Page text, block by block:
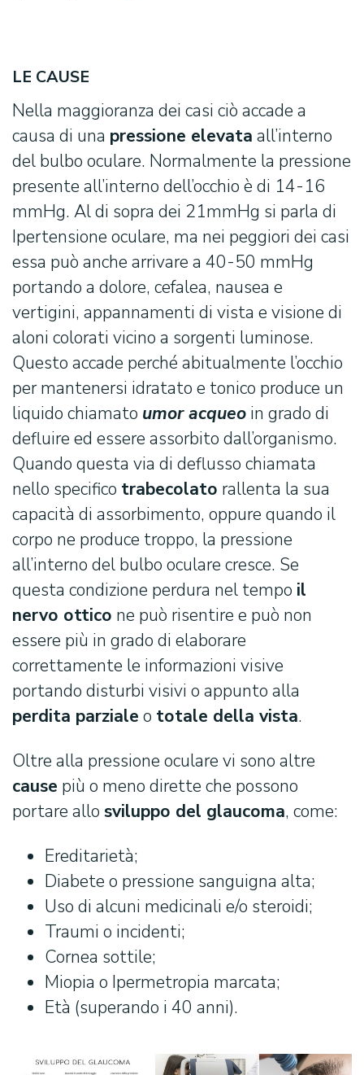
LE CAUSE
Nella maggioranza dei casi ciò accade a
causa di una pressione elevata all’interno
del bulbo oculare. Normalmente la pressione
presente all’interno dell’occhio è di 14-16
mmHg. Al di sopra dei 21mmHg si parla di
Ipertensione oculare, ma nei peggiori dei casi
essa può anche arrivare a 40-50 mmHg
portando a dolore, cefalea, nausea e
vertigini, appannamenti di vista e visione di
aloni colorati vicino a sorgenti luminose.
Questo accade perché abitualmente l’occhio
per mantenersi idratato e tonico produce un
liquido chiamato umor acqueo in grado di
defluire ed essere assorbito dall’organismo.
Quando questa via di deflusso chiamata
nello specifico trabecolato rallenta la sua
capacità di assorbimento, oppure quando il
corpo ne produce troppo, la pressione
all’interno del bulbo oculare cresce. Se
questa condizione perdura nel tempo il
nervo ottico ne può risentire e può non
essere più in grado di elaborare
correttamente le informazioni visive
portando disturbi visivi o appunto alla
perdita parziale o totale della vista.
Oltre alla pressione oculare vi sono altre
cause più o meno dirette che possono
portare allo sviluppo del glaucoma, come:
Ereditarietà;
Diabete o pressione sanguigna alta;
Uso di alcuni medicinali e/o steroidi;
Traumi o incidenti;
Cornea sottile;
Miopia o Ipermetropia marcata;
Età (superando i 40 anni).